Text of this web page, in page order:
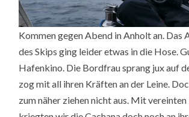
Kommen gegen Abend in Anholt an. Das
des Skips ging leider etwas in die Hose.
Hafenkino. Die Bordfrau sprang jux auf
zog mit all ihren Kräften an der Leine.
zum näher ziehen nicht aus. Mit